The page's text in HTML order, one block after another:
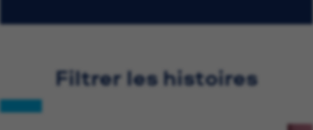
Filtrer les histoires